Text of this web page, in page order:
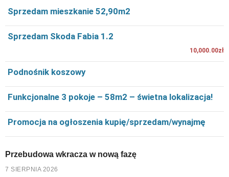
Sprzedam mieszkanie 52,90m2
Sprzedam Skoda Fabia 1.2
10,000.00zł
Podnośnik koszowy
Funkcjonalne 3 pokoje – 58m2 – świetna lokalizacja!
Promocja na ogłoszenia kupię/sprzedam/wynajmę
Przebudowa wkracza w nową fazę
7 SIERPNIA 2026